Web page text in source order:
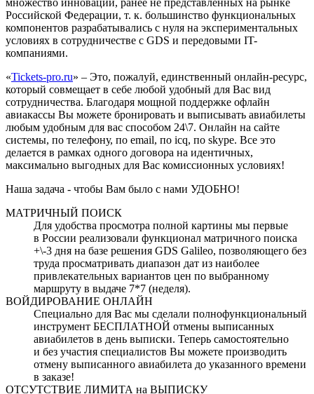
множество инноваций, ранее не представленных на рынке
Российской Федерации, т. к. большинство функциональных
компонентов разрабатывались с нуля на экспериментальных
условиях в сотрудничестве с GDS и передовыми IT-
компаниями.
«Tickets-pro.ru» – Это, пожалуй, единственный онлайн-ресурс,
который совмещает в себе любой удобный для Вас вид
сотрудничества. Благодаря мощной поддержке офлайн
авиакассы Вы можете бронировать и выписывать авиабилеты
любым удобным для вас способом 24\7. Онлайн на сайте
системы, по телефону, по email, по icq, по skype. Все это
делается в рамках одного договора на идентичных,
максимально выгодных для Вас комиссионных условиях!
Наша задача - чтобы Вам было с нами УДОБНО!
МАТРИЧНЫЙ ПОИСК
Для удобства просмотра полной картины мы первые
в России реализовали функционал матричного поиска
+\-3 дня на базе решения GDS Galileo, позволяющего без
труда просматривать диапазон дат из наиболее
привлекательных вариантов цен по выбранному
маршруту в выдаче 7*7 (неделя).
ВОЙДИРОВАНИЕ ОНЛАЙН
Специально для Вас мы сделали полнофункциональный
инструмент БЕСПЛАТНОЙ отмены выписанных
авиабилетов в день выписки. Теперь самостоятельно
и без участия специалистов Вы можете производить
отмену выписанного авиабилета до указанного времени
в заказе!
ОТСУТСТВИЕ ЛИМИТА на ВЫПИСКУ